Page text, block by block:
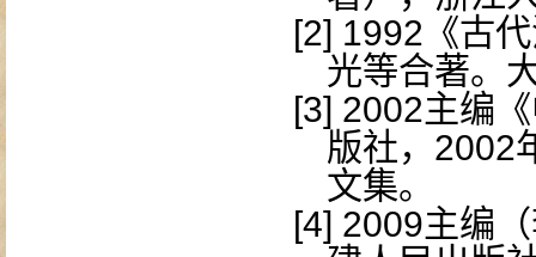
[2] 1992 《古
光等合著。
[3] 2002主编
版社， 2002
文集。
[4] 2009主编